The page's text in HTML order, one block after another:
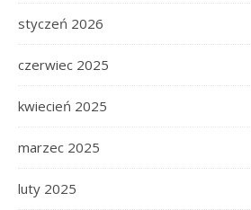
styczeń 2026
czerwiec 2025
kwiecień 2025
marzec 2025
luty 2025